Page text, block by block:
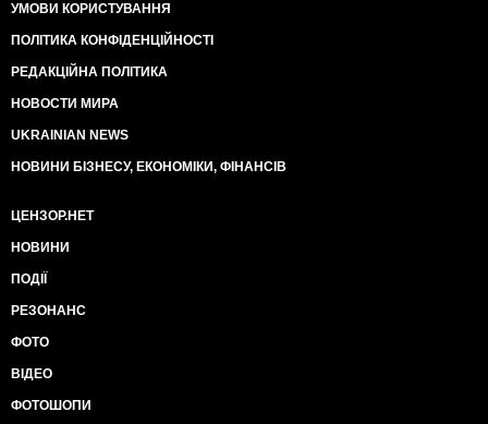
УМОВИ КОРИСТУВАННЯ
ПОЛІТИКА КОНФІДЕНЦІЙНОСТІ
РЕДАКЦІЙНА ПОЛІТИКА
НОВОСТИ МИРА
UKRAINIAN NEWS
НОВИНИ БІЗНЕСУ, ЕКОНОМІКИ, ФІНАНСІВ
ЦЕНЗОР.НЕТ
НОВИНИ
ПОДІЇ
РЕЗОНАНС
ФОТО
ВІДЕО
ФОТОШОПИ